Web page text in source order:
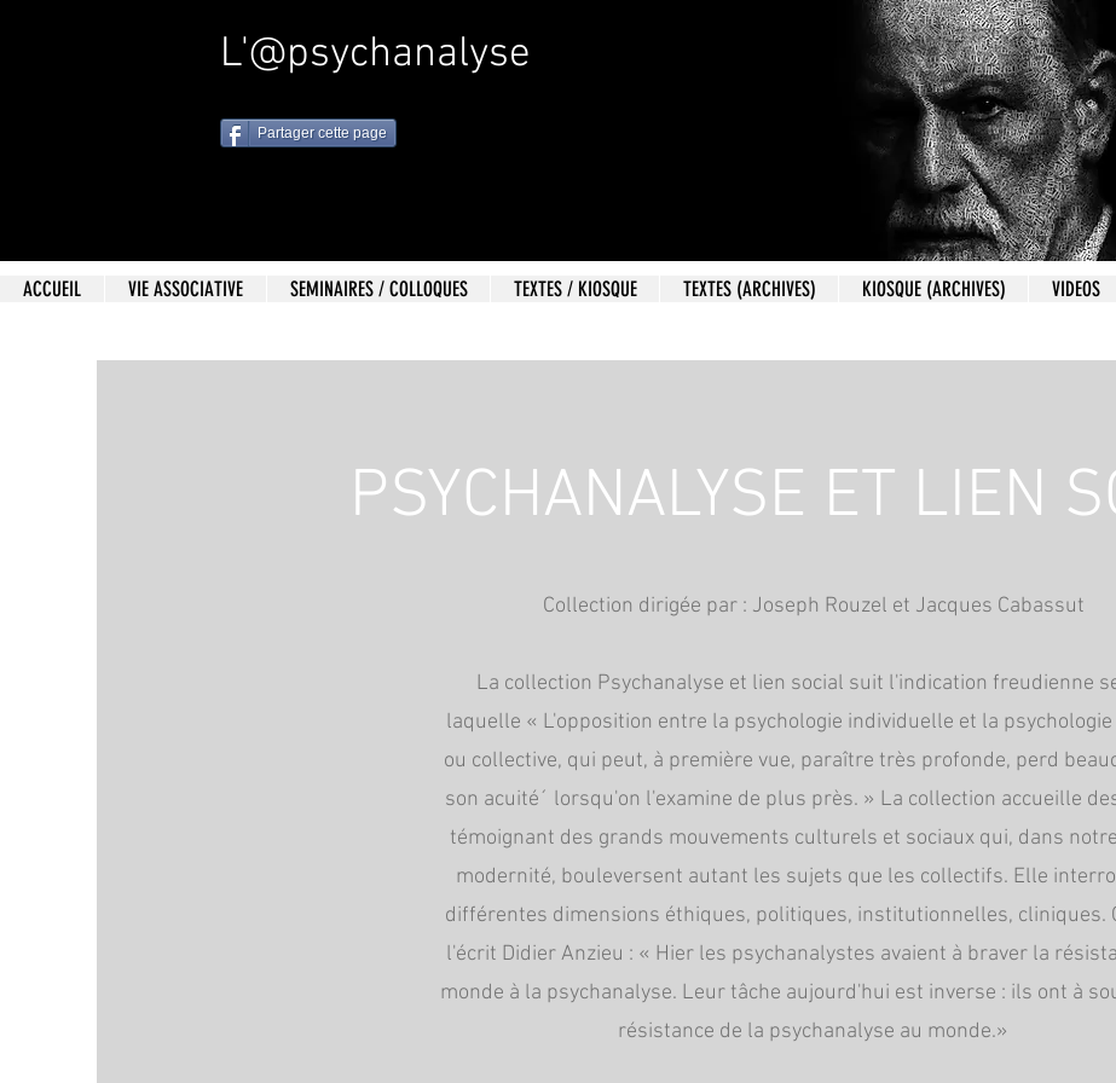
L'@psychanalyse
Partager cette page
ACCUEIL VIE ASSOCIATIVE SEMINAIRES / COLLOQUES TEXTES / KIOSQUE TEXTES (ARCHIVES) KIOSQUE (ARCHIVES) VIDEOS
PSYCHANALYSE ET LIEN
Collection dirigée par : Joseph Rouzel et Jacques Cabassut
La collection Psychanalyse et lien social suit l'indication freudienne
laquelle « L'opposition entre la psychologie individuelle et la psychologie
ou collective, qui peut, à première vue, paraître très profonde, perd
son acuité´ lorsqu'on l'examine de plus près. » La collection accueille
témoignant des grands mouvements culturels et sociaux qui, dans
modernité, bouleversent autant les sujets que les collectifs. Elle
différentes dimensions éthiques, politiques, institutionnelles, cliniques.
l'écrit Didier Anzieu : « Hier les psychanalystes avaient à braver la
monde à la psychanalyse. Leur tâche aujourd'hui est inverse : ils ont à
résistance de la psychanalyse au monde.»